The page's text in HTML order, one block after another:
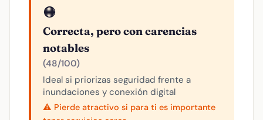
🟠
Correcta, pero con carencias
notables
(48/100)
Ideal si priorizas seguridad frente a
inundaciones y conexión digital
⚠️ Pierde atractivo si para ti es importante